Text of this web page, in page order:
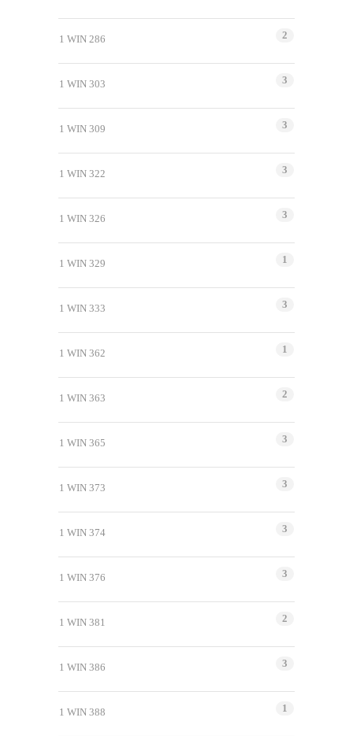
1 WIN 286 2
1 WIN 303 3
1 WIN 309 3
1 WIN 322 3
1 WIN 326 3
1 WIN 329 1
1 WIN 333 3
1 WIN 362 1
1 WIN 363 2
1 WIN 365 3
1 WIN 373 3
1 WIN 374 3
1 WIN 376 3
1 WIN 381 2
1 WIN 386 3
1 WIN 388 1